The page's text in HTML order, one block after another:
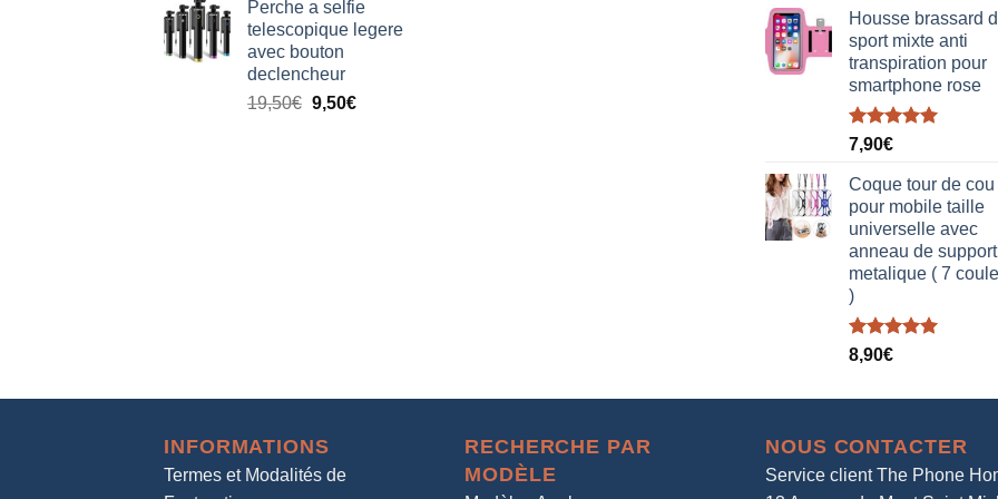
Perche a selfie
telescopique legere
avec bouton
declencheur
19,50€ 9,50€
Housse brassard
sport mixte anti
transpiration pour
smartphone rose
Note5.00
7,90€
Coque tour de cou
pour mobile taille
universelle avec
anneau de support
metalique ( 7
)
Note5.00
8,90€
INFORMATIONS
Termes et Modalités de
RECHERCHE PAR
MODÈLE
NOUS CONTACTER
Service client The Phone